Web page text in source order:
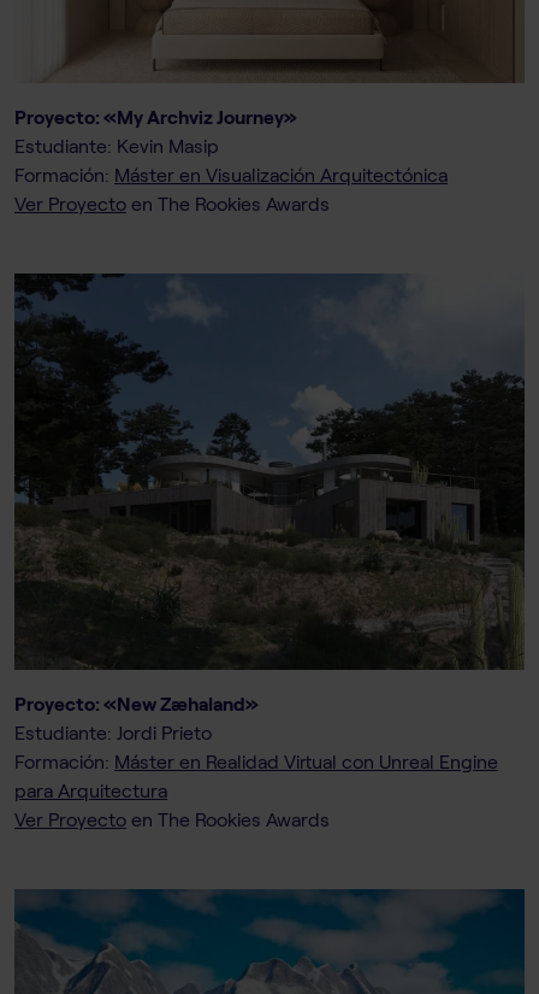
Proyecto: «My Archviz Journey»
Estudiante: Kevin Masip
Formación: Máster en Visualización Arquitectónica
Ver Proyecto en The Rookies Awards
Proyecto: «New Zæhaland»
Estudiante: Jordi Prieto
Formación: Máster en Realidad Virtual con Unreal Engine
para Arquitectura
Ver Proyecto en The Rookies Awards